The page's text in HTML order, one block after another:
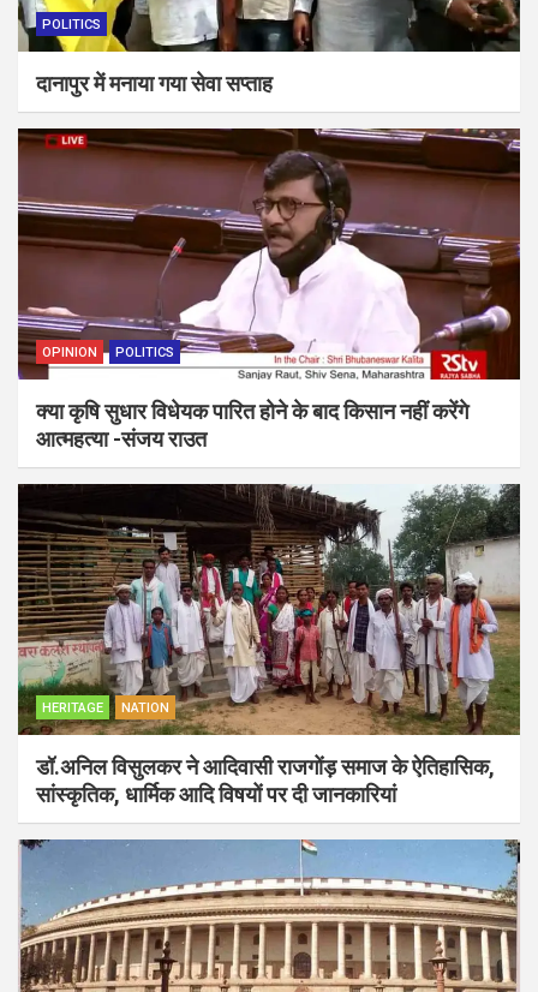
POLITICS
दानापुर में मनाया गया सेवा सप्ताह
OPINION POLITICS
क्या कृषि सुधार विधेयक पारित होने के बाद किसान नहीं करेंगे
आत्महत्या -संजय राउत
HERITAGE NATION
डॉ.अनिल विसुलकर ने आदिवासी राजगोंड़ समाज के ऐतिहासिक,
सांस्कृतिक, धार्मिक आदि विषयों पर दी जानकारियां